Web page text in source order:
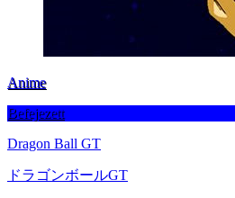
Anime
Befejezett
Dragon Ball GT
ドラゴンボールGT